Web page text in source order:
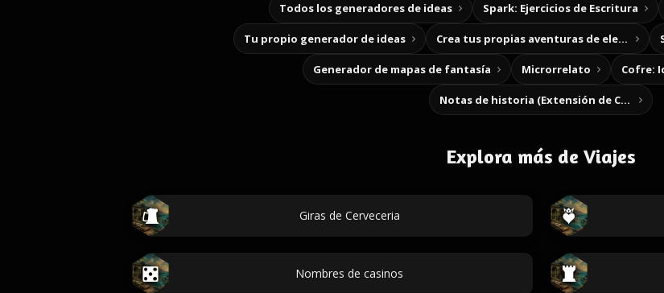
Todos los generadores de ideas Spark: Ejercicios de Escritura
Tu propio generador de ideas Crea tus propias aventuras de elección
Generador de mapas de fantasía Microrrelato Cofre:
Notas de historia (Extensión de Chrome)
Explora más de Viajes
Giras de Cerveceria
Nombres de casinos